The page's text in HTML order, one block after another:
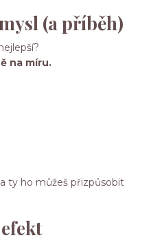
(a příběh)
na míru.
ty ho můžeš přizpůsobit